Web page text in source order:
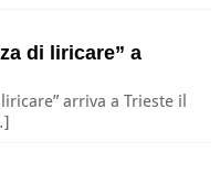
di liricare” a
arriva a Trieste il